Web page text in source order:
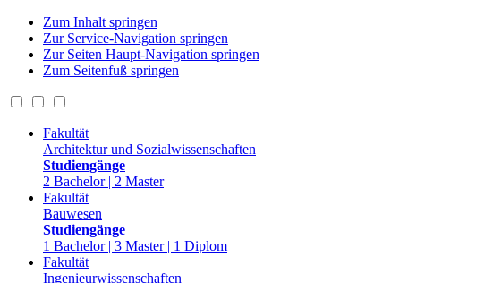
Zum Inhalt springen
Zur Service-Navigation springen
Zur Seiten Haupt-Navigation springen
Zum Seitenfuß springen
Fakultät
Architektur und Sozialwissenschaften
Studiengänge
2 Bachelor | 2 Master
Fakultät
Bauwesen
Studiengänge
1 Bachelor | 3 Master | 1 Diplom
Fakultät
Ingenieurwissenschaften